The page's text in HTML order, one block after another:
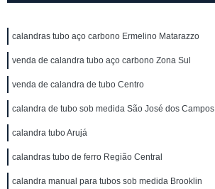
calandras tubo aço carbono Ermelino Matarazzo
venda de calandra tubo aço carbono Zona Sul
venda de calandra de tubo Centro
calandra de tubo sob medida São José dos Campos
calandra tubo Arujá
calandras tubo de ferro Região Central
calandra manual para tubos sob medida Brooklin